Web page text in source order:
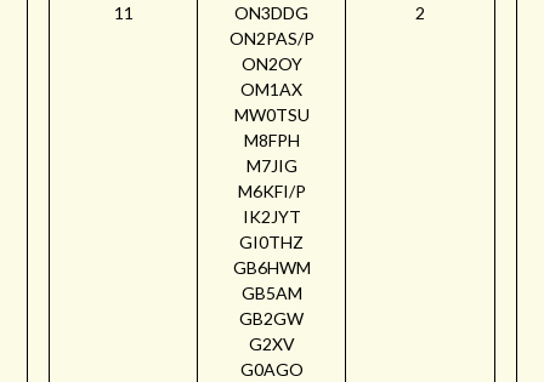
11
ON3DDG
ON2PAS/P
ON2OY
OM1AX
MW0TSU
M8FPH
M7JIG
M6KFI/P
IK2JYT
GI0THZ
GB6HWM
GB5AM
GB2GW
G2XV
G0AGO
2